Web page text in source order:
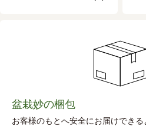
盆栽妙の梱包
お客様のもとへ安全にお届けできる